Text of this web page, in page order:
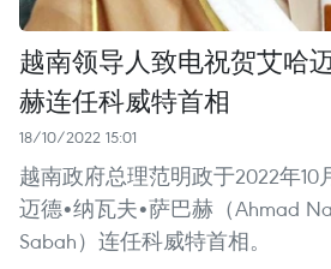
越南领导人致电祝贺艾哈
赫连任科威特首相
18/10/2022 15:01
越南政府总理范明政于2022年10
迈德•纳瓦夫•萨巴赫（Ahmad
Sabah）连任科威特首相。